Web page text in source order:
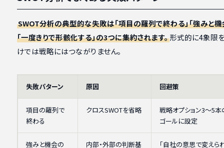
SWOT分析の典型的な失敗は「項目の羅列で終わる」「強みと機
「一度きりで形骸化する」の3つに集約されます。形式的に4象限
けでは戦略にはつながりません。
失敗パターン 原因 回避策
項目の羅列で
終わる
クロスSWOTを省略
戦略オプション3〜5
ゴールに設定
強みと機会の
内部・外部の判断基
「自社の意思で変えら